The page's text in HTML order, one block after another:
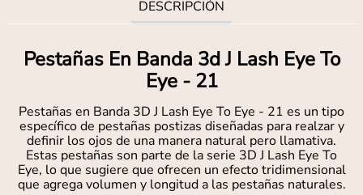
DESCRIPCIÓN
Pestañas En Banda 3d J Lash Eye To
Eye - 21
Pestañas en Banda 3D J Lash Eye To Eye - 21 es un tipo
específico de pestañas postizas diseñadas para realzar y
definir los ojos de una manera natural pero llamativa.
Estas pestañas son parte de la serie 3D J Lash Eye To
Eye, lo que sugiere que ofrecen un efecto tridimensional
que agrega volumen y longitud a las pestañas naturales.